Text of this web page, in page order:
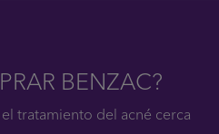
BENZAC?
tratamiento del acné cerca